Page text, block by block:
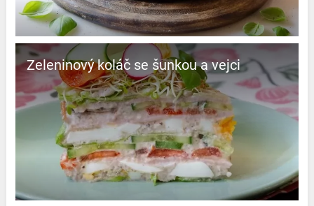
Zeleninový koláč se šunkou a vejci